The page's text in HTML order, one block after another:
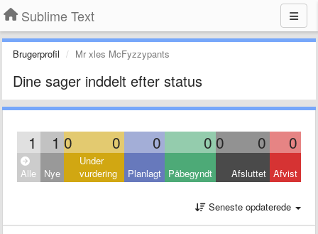
Sublime Text
Brugerprofil Mr xles McFyzzypants
Dine sager inddelt efter status
1 1 0 0 0 0 0 0 0
Alle Nye
Under
vurdering
Planlagt Påbegyndt Afsluttet Afvist
Seneste opdaterede